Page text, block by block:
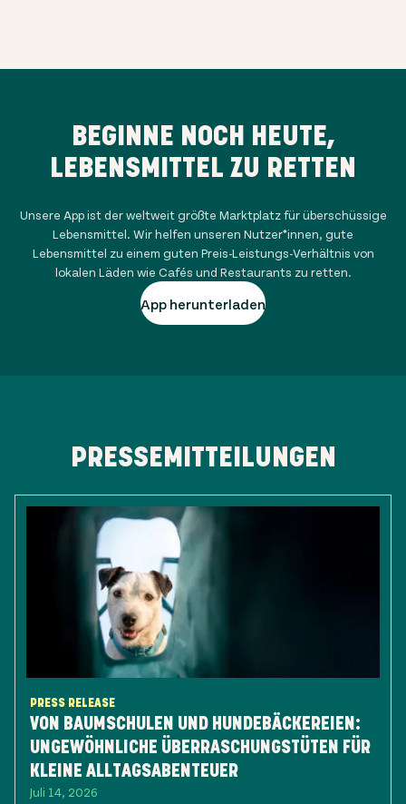
BEGINNE NOCH HEUTE,
LEBENSMITTEL ZU RETTEN
Unsere App ist der weltweit größte Marktplatz für überschüssige
Lebensmittel. Wir helfen unseren Nutzer*innen, gute
Lebensmittel zu einem guten Preis-Leistungs-Verhältnis von
lokalen Läden wie Cafés und Restaurants zu retten.
App herunterladen
PRESSEMITTEILUNGEN
PRESS RELEASE
VON BAUMSCHULEN UND HUNDEBÄCKEREIEN:
UNGEWÖHNLICHE ÜBERRASCHUNGSTÜTEN FÜR
KLEINE ALLTAGSABENTEUER
Juli 14, 2026